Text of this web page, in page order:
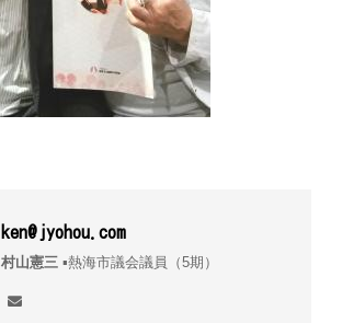
ken@jyohou.com
村山憲三▪︎熱海市議会議員（5期）